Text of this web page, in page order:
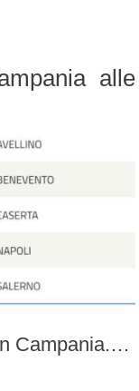
alle
Queste le rilevazioni del voto in Campania. Si registra un’affluenza media inferiore al dato nazionale del 19,38%. In particolare a Napoli si registra il dato più basso pari al